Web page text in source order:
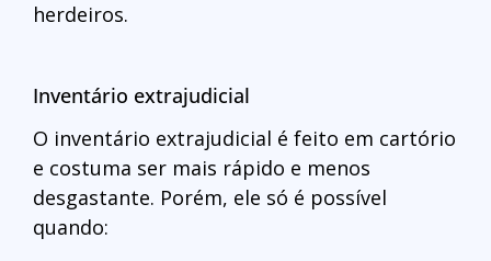
herdeiros.
Inventário extrajudicial
O inventário extrajudicial é feito em cartório
e costuma ser mais rápido e menos
desgastante. Porém, ele só é possível
quando: